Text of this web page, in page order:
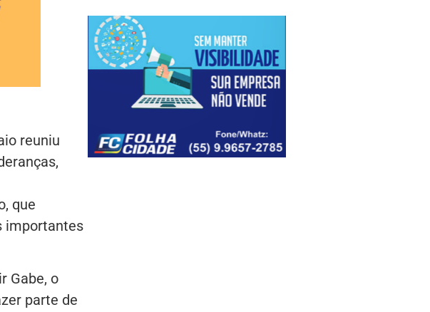
reuniu
que
importantes
Gabe, o
parte de